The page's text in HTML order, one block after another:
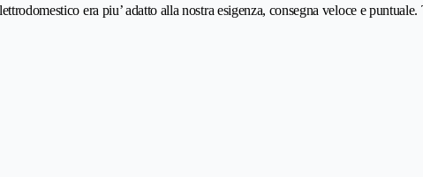
era piu’ adatto alla nostra esigenza, consegna veloce e